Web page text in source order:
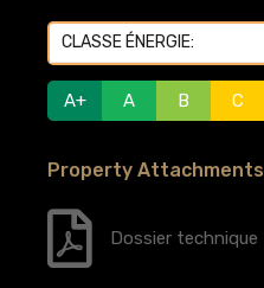
CLASSE ÉNERGIE:
A+ A B C
Property Attachments
Dossier technique